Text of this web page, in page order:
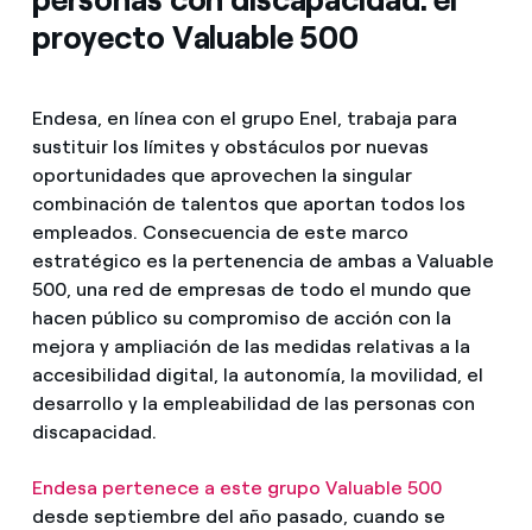
proyecto Valuable 500
Endesa, en línea con el grupo Enel, trabaja para
sustituir los límites y obstáculos por nuevas
oportunidades que aprovechen la singular
combinación de talentos que aportan todos los
empleados. Consecuencia de este marco
estratégico es la pertenencia de ambas a Valuable
500, una red de empresas de todo el mundo que
hacen público su compromiso de acción con la
mejora y ampliación de las medidas relativas a la
accesibilidad digital, la autonomía, la movilidad, el
desarrollo y la empleabilidad de las personas con
discapacidad.
Endesa pertenece a este grupo Valuable 500
desde septiembre del año pasado, cuando se